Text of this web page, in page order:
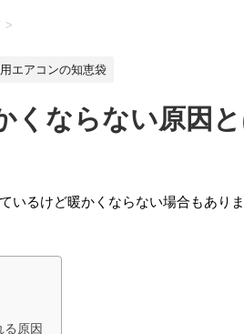
>
エアコンの知恵袋
くならない原因
いるけど暖かくならない場合もあり
る原因